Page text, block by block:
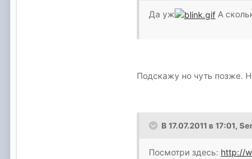
Да уж А
Подскажу но чуть позже.
В 17.07.2011 в 17:01,
Посмотри здесь: http://